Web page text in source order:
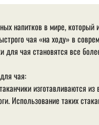
напитков в мире,
чая «на ходу» в
чая становятся все
чая:
изготавливаются
Использование таких